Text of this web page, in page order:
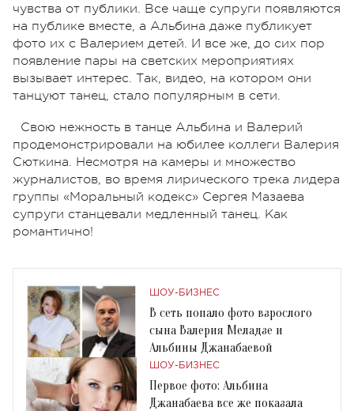
чувства от публики. Все чаще супруги появляются
на публике вместе, а Альбина даже публикует
фото их с Валерием детей. И все же, до сих пор
появление пары на светских мероприятиях
вызывает интерес. Так, видео, на котором они
танцуют танец, стало популярным в сети.
Свою нежность в танце Альбина и Валерий
продемонстрировали на юбилее коллеги Валерия
Сюткина. Несмотря на камеры и множество
журналистов, во время лирического трека лидера
группы «Моральный кодекс» Сергея Мазаева
супруги станцевали медленный танец. Как
романтично!
ШОУ-БИЗНЕС
В сеть попало фото взрослого
сына Валерия Меладзе и
Альбины Джанабаевой
ШОУ-БИЗНЕС
Первое фото: Альбина
Джанабаева все же показала